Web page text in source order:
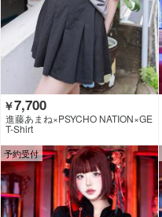
￥7,700
進藤あまね×PSYCHO NATION×GE
KIROCK CLOTHING
T-Shirt
予約受付